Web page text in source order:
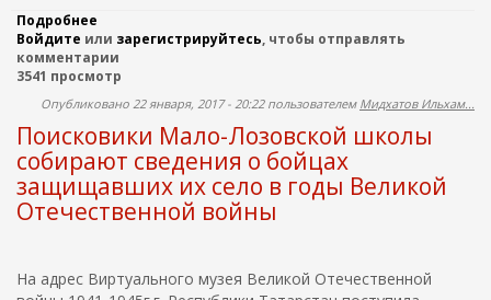
У
С
Л
И
О
В
П
е
т
ь
М
Е
Й
А
Н
У
Р
Е
Т
Д
А
Подробнее
И
щ
е
р
о
д
н
ы
х
п
и
Войдите или зарегистрируйтесь, чтобы отправлять
комментарии
3541 просмотр
Опубликовано 22 января, 2017 - 20:22 пользователем Мидхатов Ильхам...
Поисковики Мало-Лозовской школы
собирают сведения о бойцах
защищавших их село в годы Великой
Отечественной войны
На адрес Виртуального музея Великой Отечественной